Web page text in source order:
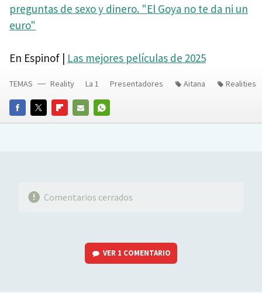
preguntas de sexo y dinero. "El Goya no te da ni un
euro"
En Espinof | Las mejores películas de 2025
FACEBOOKTWITTERFLIPBOARD
E-
WHATSAPP
TEMAS Reality La 1 Presentadores Aitana Realities
Comentarios cerrados
VER 1 COMENTARIO